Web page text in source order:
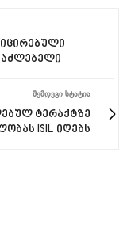
ᲨᲔᲛᲓᲔᲒᲘ ᲡᲢᲐᲢᲘᲐ
ტერაქტზე
ISIL იღებს